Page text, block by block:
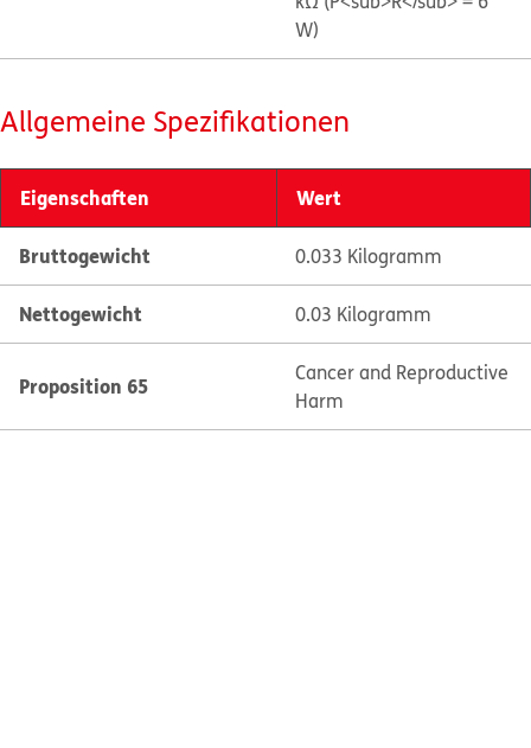
W)
Allgemeine Spezifikationen
Eigenschaften Wert
Bruttogewicht 0.033 Kilogramm
Nettogewicht 0.03 Kilogramm
Proposition 65
Cancer and Reproductive
Harm